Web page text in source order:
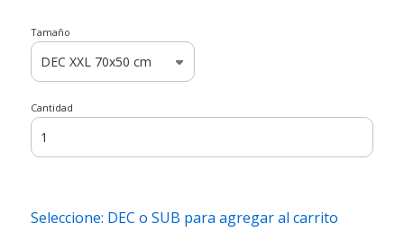
Tamaño
Cantidad
Seleccione: DEC o SUB para agregar al carrito